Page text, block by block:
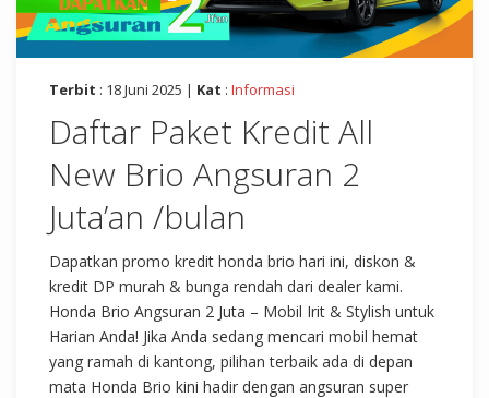
Terbit : 18 Juni 2025 | Kat : Informasi
Daftar Paket Kredit All
New Brio Angsuran 2
Juta’an /bulan
Dapatkan promo kredit honda brio hari ini, diskon &
kredit DP murah & bunga rendah dari dealer kami.
Honda Brio Angsuran 2 Juta – Mobil Irit & Stylish untuk
Harian Anda! Jika Anda sedang mencari mobil hemat
yang ramah di kantong, pilihan terbaik ada di depan
mata Honda Brio kini hadir dengan angsuran super